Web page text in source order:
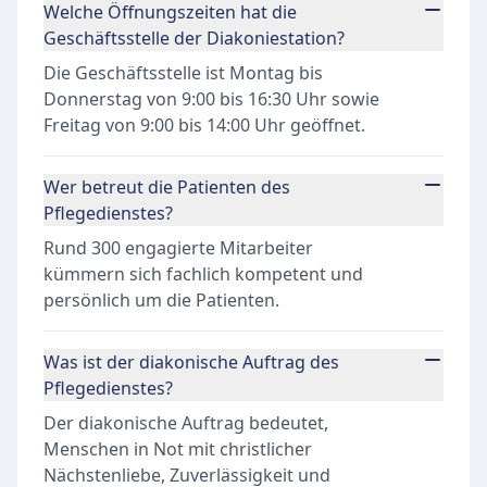
Welche Öffnungszeiten hat die
Geschäftsstelle der Diakoniestation?
Die Geschäftsstelle ist Montag bis
Donnerstag von 9:00 bis 16:30 Uhr sowie
Freitag von 9:00 bis 14:00 Uhr geöffnet.
Wer betreut die Patienten des
Pflegedienstes?
Rund 300 engagierte Mitarbeiter
kümmern sich fachlich kompetent und
persönlich um die Patienten.
Was ist der diakonische Auftrag des
Pflegedienstes?
Der diakonische Auftrag bedeutet,
Menschen in Not mit christlicher
Nächstenliebe, Zuverlässigkeit und